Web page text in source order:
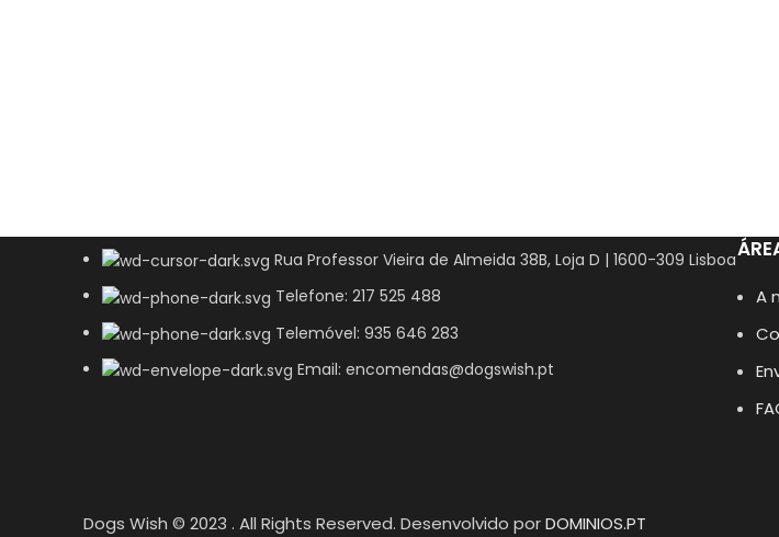
Rua Professor Vieira de Almeida 38B, Loja D | 1600-309 Lisboa
Telefone: 217 525 488
Telemóvel: 935 646 283
Email: encomendas@dogswish.pt
A
Dogs Wish © 2023 . All Rights Reserved. Desenvolvido porDOMINIOS.PT